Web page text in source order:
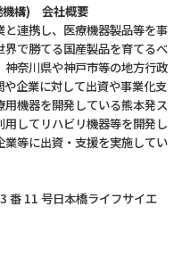
機構) 会社概要
連携し、医療機器製品等を事
で勝てる国産製品を育てるべ
奈川県や神戸市等の地方行政
企業に対して出資や事業化支
機器を開発している熊本発ス
してリハビリ機器等を開発し
等に出資・支援を実施してい
番 11 号日本橋ライフサイエ